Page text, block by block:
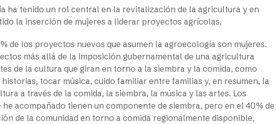
ha tenido un rol central en la revitalización de la agricultura y en
la inserción de mujeres a liderar proyectos agrícolas.
de los proyectos nuevos que asumen la agroecología son mujeres.
más allá de la imposición gubernamental de una agricultura
de la cultura que giran en torno a la siembra y la comida, como
tocar música, cuido familiar entre familias y, en resumen, la
a través de la comida, la siembra, la música y las artes. Los
acompañado tienen un componente de siembra, pero en el 40% de
de la comunidad en torno a comida regionalmente disponible,